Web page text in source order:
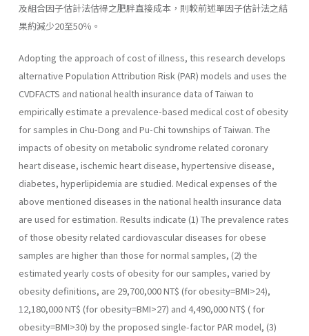
及組合因子估計法估得之肥胖直接成本，則較前述單因子估計法之結
果約減少20至50％。
Adopting the approach of cost of illness, this research develops
alternative Population Attribution Risk (PAR) models and uses the
CVDFACTS and national health insurance data of Taiwan to
empirically estimate a prevalence-based medical cost of obesity
for samples in Chu-Dong and Pu-Chi townships of Taiwan. The
impacts of obesity on metabolic syndrome related coronary
heart disease, ischemic heart disease, hypertensive disease,
diabetes, hyperlipidemia are studied. Medical expenses of the
above mentioned diseases in the national health insurance data
are used for estimation. Results indicate (1) The prevalence rates
of those obesity related cardiovascular diseases for obese
samples are higher than those for normal samples, (2) the
estimated yearly costs of obesity for our samples, varied by
obesity definitions, are 29,700,000 NT$ (for obesity=BMI>24),
12,180,000 NT$ (for obesity=BMI>27) and 4,490,000 NT$ ( for
obesity=BMI>30) by the proposed single-factor PAR model, (3)